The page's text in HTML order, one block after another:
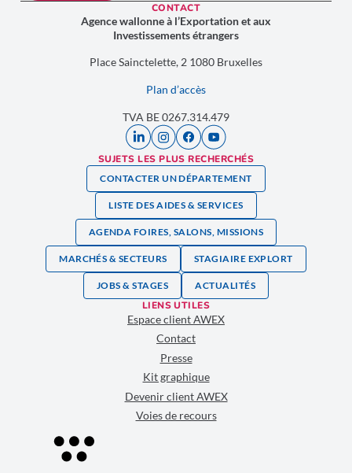
CONTACT
Agence wallonne à l’Exportation et aux
Investissements étrangers
Place Sainctelette, 2 1080 Bruxelles
Plan d’accès
TVA BE 0267.314.479
SUJETS LES PLUS RECHERCHÉS
CONTACTER UN DÉPARTEMENT
LISTE DES AIDES & SERVICES
AGENDA FOIRES, SALONS, MISSIONS
MARCHÉS & SECTEURS STAGIAIRE EXPLORT
JOBS & STAGES ACTUALITÉS
LIENS UTILES
Espace client AWEX
Contact
Presse
Kit graphique
Devenir client AWEX
Voies de recours